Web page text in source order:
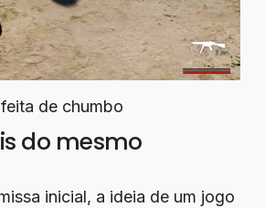
de chumbo
do mesmo
inicial, a ideia de um jogo